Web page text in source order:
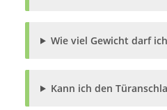
Wie viel Gewicht darf
Kann ich den